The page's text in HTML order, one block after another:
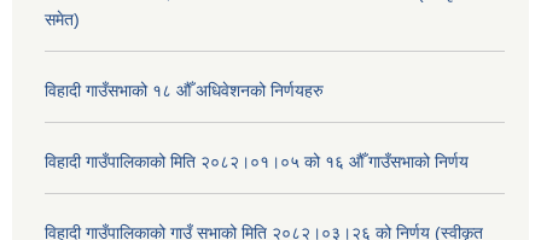
समेत)
विहादी गाउँसभाको १८ औँ अधिवेशनको निर्णयहरु
विहादी गाउँपालिकाको मिति २०८२।०१।०५ को १६ औँ गाउँसभाको निर्णय
विहादी गाउँपालिकाको गाउँ सभाको मिति २०८२।०३।२६ को निर्णय (स्वीकृत